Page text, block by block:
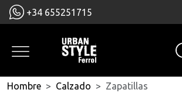
+34 655251715
Hombre Calzado Zapatillas